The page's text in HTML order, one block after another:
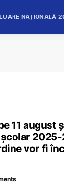
NAȚIONALĂ
11 august
2025-
vor fi